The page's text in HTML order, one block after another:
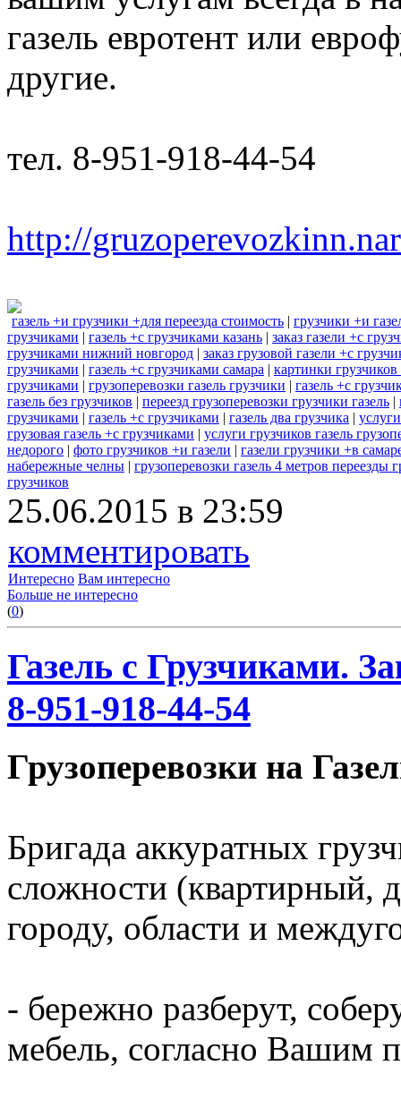
газель евротент или
другие.
тел. 8-951-918-44-54
http://
газель +и грузчики +для переезда стоимость | грузчики +и
грузчиками | газель +с грузчиками казань | заказ газели +с
грузчиками нижний новгород | заказ грузовой газели +с
грузчиками | газель +с грузчиками самара | картинки грузчиков
грузчиками | грузоперевозки газель грузчики | газель +с
газель без грузчиков | переезд грузоперевозки грузчики газель |
грузчиками | газель +с грузчиками | газель два грузчика |
грузовая газель +с грузчиками | услуги грузчиков газель
недорого | фото грузчиков +и газели | газели грузчики +в
набережные челны | грузоперевозки газель 4 метров переезды
грузчиков
25.06.2015 в 23:59
комментировать
Интересно Вам интересно
Больше не интересно
(0)
Газель с Грузчиками.
8-951-918-44-54
Грузоперевозки на
Бригада аккуратных
сложности (квартирный,
городу, области и
- бережно разберут,
мебель, согласно Вашим